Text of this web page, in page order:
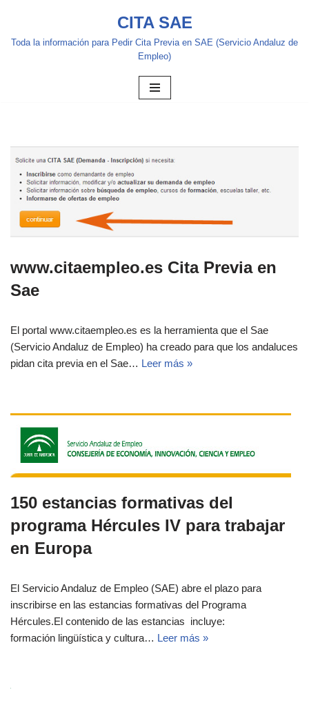
Saltar
CITA SAE
Toda la información para Pedir Cita Previa en SAE (Servicio Andaluz de
Empleo)
www.citaempleo.es Cita Previa en
Sae
El portal www.citaempleo.es es la herramienta que el Sae
(Servicio Andaluz de Empleo) ha creado para que los andaluces
pidan cita previa en el Sae… Leer más »
150 estancias formativas del
programa Hércules IV para trabajar
en Europa
El Servicio Andaluz de Empleo (SAE) abre el plazo para
inscribirse en las estancias formativas del Programa
Hércules.El contenido de las estancias incluye:
formación lingüística y cultura… Leer más »